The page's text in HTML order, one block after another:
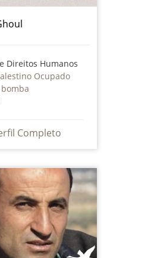
Direitos Humanos
Ocupado
Completo